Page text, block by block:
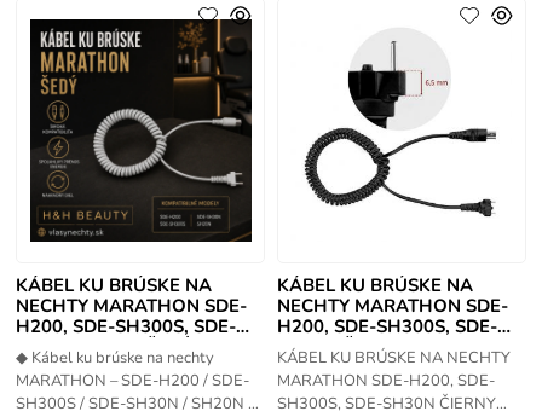
KÁBEL KU BRÚSKE NA
NECHTY MARATHON SDE-
H200, SDE-SH300S, SDE-
SH30N SH20N ŠEDÝ
◆ Kábel ku brúske na nechty
MARATHON – SDE-H200 / SDE-
SH300S / SDE-SH30N / SH20N –
KÁBEL KU BRÚSKE NA
NECHTY MARATHON SDE-
H200, SDE-SH300S, SDE-
SH30N ČIERNY
KÁBEL KU BRÚSKE NA NECHTY
MARATHON SDE-H200, SDE-
SH300S, SDE-SH30N ČIERNY